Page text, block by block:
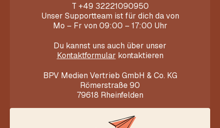
T +49 32221090950
Unser Supportteam ist für dich da von
Mo – Fr von 09:00 – 17:00 Uhr
Du kannst uns auch über unser
Kontaktformular kontaktieren
BPV Medien Vertrieb GmbH & Co. KG
Römerstraße 90
79618 Rheinfelden